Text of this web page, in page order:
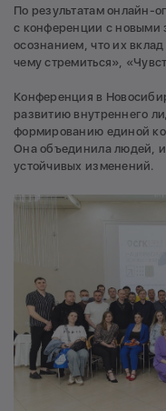
По результатам онлайн-
с конференции с новыми
осознанием, что их
чему стремиться»,
Конференция в
развитию внутреннего
формированию единой
Она объединила людей,
устойчивых изменений.